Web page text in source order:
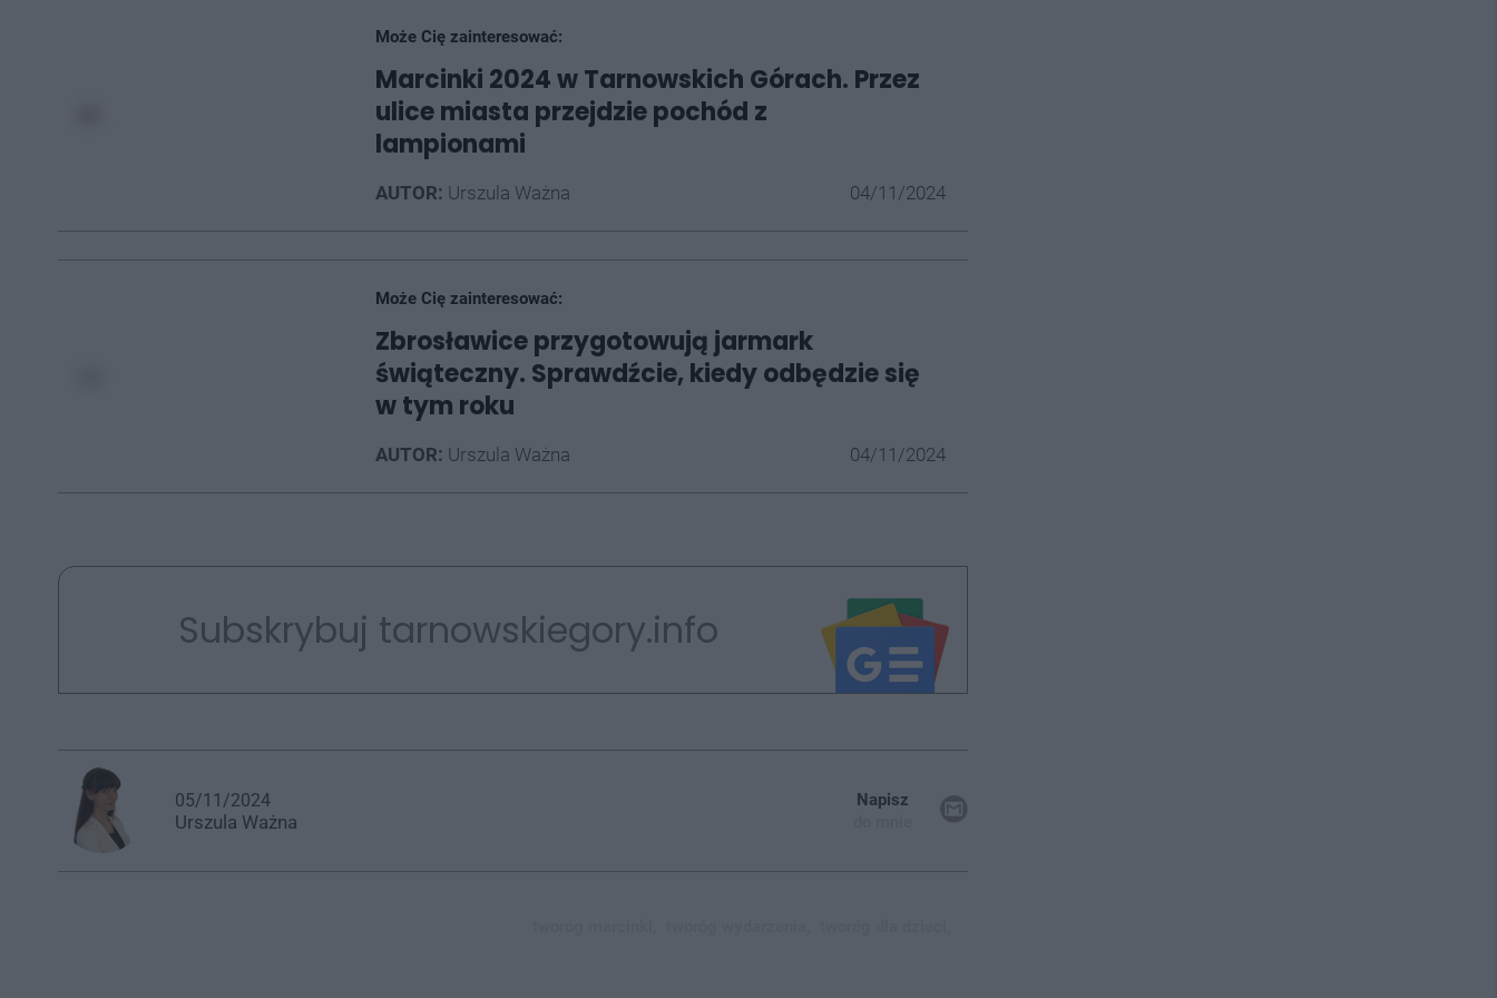
Może Cię zainteresować:
Marcinki 2024 w Tarnowskich Górach. Przez
ulice miasta przejdzie pochód z
lampionami
AUTOR: Urszula Ważna 04/11/2024
Może Cię zainteresować:
Zbrosławice przygotowują jarmark
świąteczny. Sprawdźcie, kiedy odbędzie się
w tym roku
AUTOR: Urszula Ważna 04/11/2024
Subskrybuj tarnowskiegory.info
05/11/2024
Urszula Ważna
Napisz